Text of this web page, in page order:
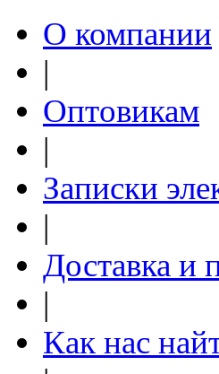
О компании
|
Оптовикам
|
Записки
|
Доставка и
|
Как нас